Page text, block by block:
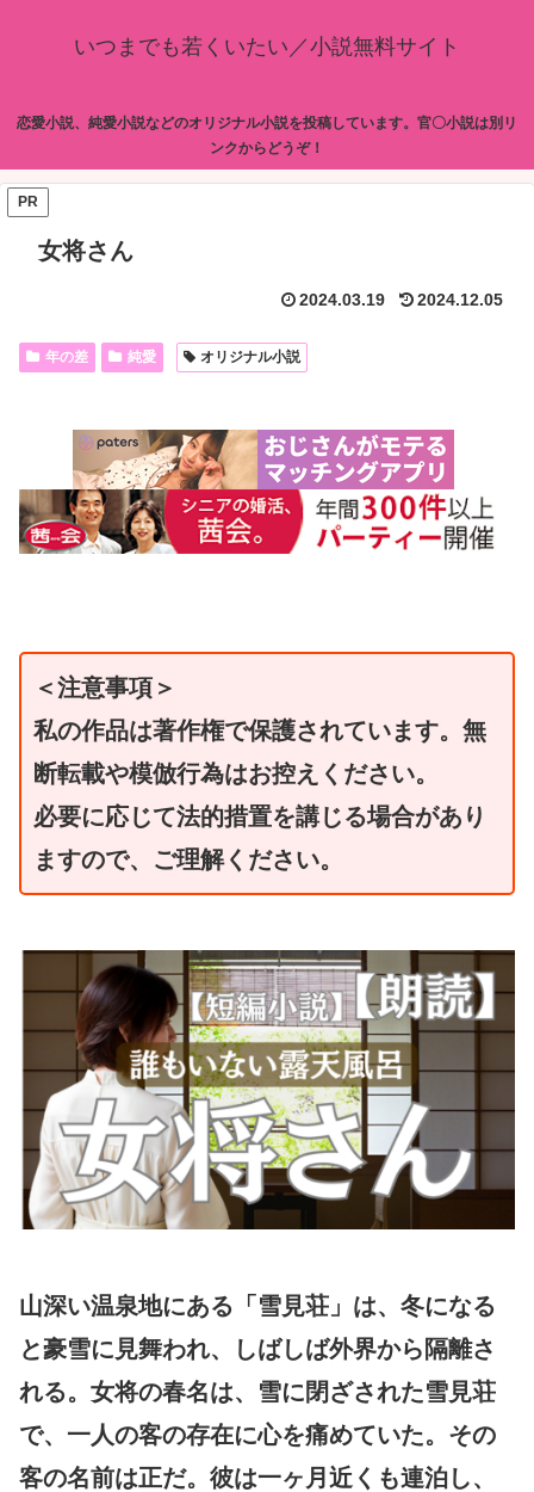
いつまでも若くいたい／小説無料サイト
恋愛小説、純愛小説などのオリジナル小説を投稿しています。官〇小説は別リ
ンクからどうぞ！
PR
女将さん
2024.03.19 2024.12.05
年の差 純愛 オリジナル小説
＜注意事項＞
私の作品は著作権で保護されています。無
断転載や模倣行為はお控えください。
必要に応じて法的措置を講じる場合があり
ますので、ご理解ください。
山深い温泉地にある「雪見荘」は、冬になる
と豪雪に見舞われ、しばしば外界から隔離さ
れる。女将の春名は、雪に閉ざされた雪見荘
で、一人の客の存在に心を痛めていた。その
客の名前は正だ。彼は一ヶ月近くも連泊し、